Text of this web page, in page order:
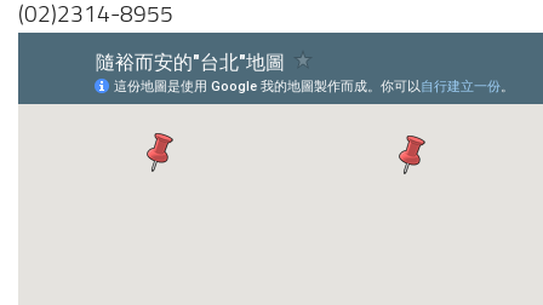
(02)2314-8955